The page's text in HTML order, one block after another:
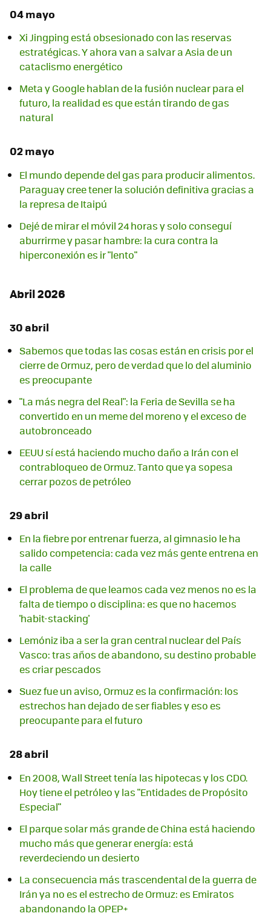
04 mayo
Xi Jingping está obsesionado con las reservas
estratégicas. Y ahora van a salvar a Asia de un
cataclismo energético
Meta y Google hablan de la fusión nuclear para el
futuro, la realidad es que están tirando de gas
natural
02 mayo
El mundo depende del gas para producir alimentos.
Paraguay cree tener la solución definitiva gracias a
la represa de Itaipú
Dejé de mirar el móvil 24 horas y solo conseguí
aburrirme y pasar hambre: la cura contra la
hiperconexión es ir "lento"
Abril 2026
30 abril
Sabemos que todas las cosas están en crisis por el
cierre de Ormuz, pero de verdad que lo del aluminio
es preocupante
"La más negra del Real": la Feria de Sevilla se ha
convertido en un meme del moreno y el exceso de
autobronceado
EEUU sí está haciendo mucho daño a Irán con el
contrabloqueo de Ormuz. Tanto que ya sopesa
cerrar pozos de petróleo
29 abril
En la fiebre por entrenar fuerza, al gimnasio le ha
salido competencia: cada vez más gente entrena en
la calle
El problema de que leamos cada vez menos no es la
falta de tiempo o disciplina: es que no hacemos
'habit-stacking'
Lemóniz iba a ser la gran central nuclear del País
Vasco: tras años de abandono, su destino probable
es criar pescados
Suez fue un aviso, Ormuz es la confirmación: los
estrechos han dejado de ser fiables y eso es
preocupante para el futuro
28 abril
En 2008, Wall Street tenía las hipotecas y los CDO.
Hoy tiene el petróleo y las "Entidades de Propósito
Especial"
El parque solar más grande de China está haciendo
mucho más que generar energía: está
reverdeciendo un desierto
La consecuencia más trascendental de la guerra de
Irán ya no es el estrecho de Ormuz: es Emiratos
abandonando la OPEP+